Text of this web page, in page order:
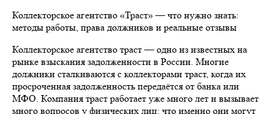
Коллекторское агентство «Траст» — что нужно знать:
методы работы, права должников и реальные отзывы
Коллекторское агентство траст — одно из известных на
рынке взыскания задолженности в России. Многие
должники сталкиваются с коллекторами траст, когда их
просроченная задолженность передаётся от банка или
МФО. Компания траст работает уже много лет и вызывает
много вопросов у физических лиц: что именно они могут